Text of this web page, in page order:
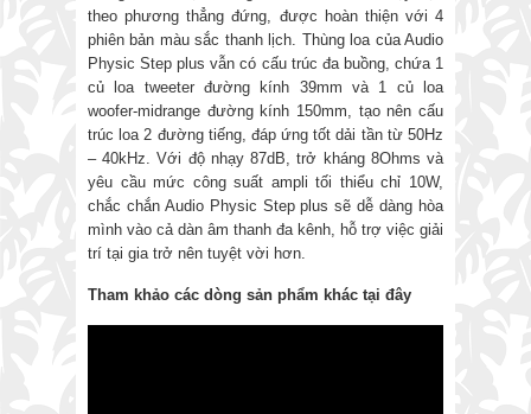
theo phương thẳng đứng, được hoàn thiện với 4
phiên bản màu sắc thanh lịch. Thùng loa của Audio
Physic Step plus vẫn có cấu trúc đa buồng, chứa 1
củ loa tweeter đường kính 39mm và 1 củ loa
woofer-midrange đường kính 150mm, tạo nên cấu
trúc loa 2 đường tiếng, đáp ứng tốt dải tần từ 50Hz
– 40kHz. Với độ nhạy 87dB, trở kháng 8Ohms và
yêu cầu mức công suất ampli tối thiểu chỉ 10W,
chắc chắn Audio Physic Step plus sẽ dễ dàng hòa
mình vào cả dàn âm thanh đa kênh, hỗ trợ việc giải
trí tại gia trở nên tuyệt vời hơn.
Tham khảo các dòng sản phẩm khác tại đây